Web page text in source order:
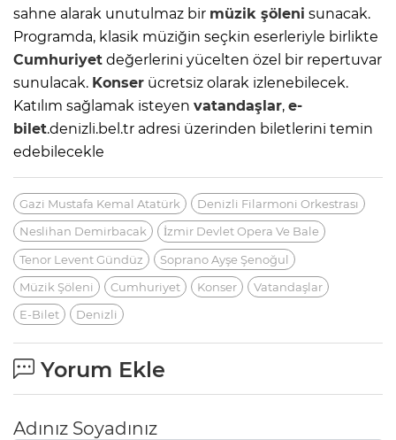
sahne alarak unutulmaz bir müzik şöleni sunacak.
Programda, klasik müziğin seçkin eserleriyle birlikte
Cumhuriyet değerlerini yücelten özel bir repertuvar
sunulacak. Konser ücretsiz olarak izlenebilecek.
Katılım sağlamak isteyen vatandaşlar, e-
bilet.denizli.bel.tr adresi üzerinden biletlerini temin
edebilecekle
Gazi Mustafa Kemal Atatürk
Denizli Filarmoni Orkestrası
Neslihan Demirbacak
İzmir Devlet Opera Ve Bale
Tenor Levent Gündüz
Soprano Ayşe Şenoğul
Müzik Şöleni
Cumhuriyet Konser
Vatandaşlar
E-Bilet
Denizli
Yorum Ekle
Adınız Soyadınız